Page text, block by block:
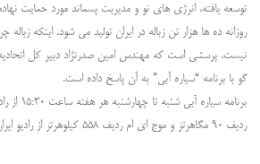
توسعه یافته، انرژی های نو و مدیریت پسماند مورد حمایت
روزانه ده ها هزار تن زباله در ایران تولید می شود. اینکه
نیست، پرسشی است که مهندس امین صدرنژاد دبیر کل اتحادیه
گو با برنامه “سیاره آبی” به آن پاسخ داده است.
برنامه
ردیف ۹۰ مگاهرتز و موج ای ام ردیف ۵۵۸ کیلوهرتز از رادیو ایران پخش می شود.